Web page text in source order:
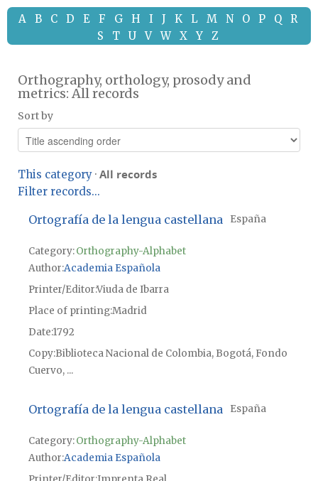
A B C D E F G H I J K L M N O P Q
R
S
T U V W X Y Z
Orthography, orthology, prosody and
metrics: All records
Sort by
This category · All records
Filter records...
Ortografía de la lengua castellana España
Category:Orthography-Alphabet
Author Academia Española
Printer/EditorViuda de Ibarra
Place of printingMadrid
Date1792
CopyBiblioteca Nacional de Colombia, Bogotá, Fondo
Cuervo, ...
Ortografía de la lengua castellana España
Category:Orthography-Alphabet
Author Academia Española